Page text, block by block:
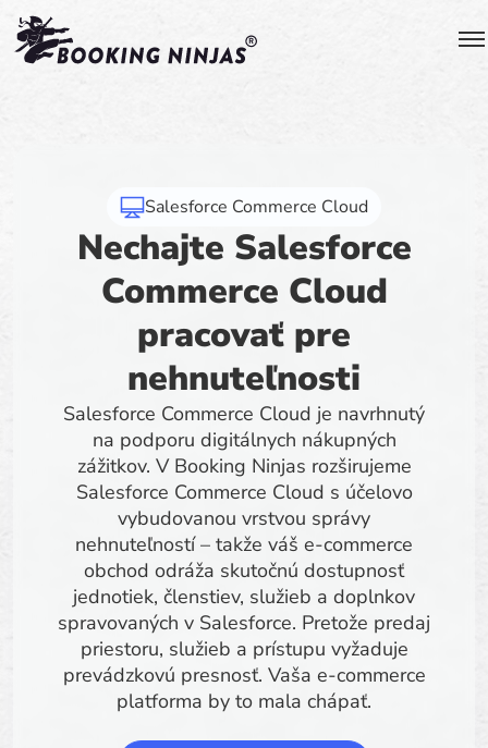
Salesforce Commerce Cloud
Nechajte Salesforce
Commerce Cloud
pracovať pre
nehnuteľnosti
Salesforce Commerce Cloud je navrhnutý
na podporu digitálnych nákupných
zážitkov. V Booking Ninjas rozširujeme
Salesforce Commerce Cloud s účelovo
vybudovanou vrstvou správy
nehnuteľností – takže váš e-commerce
obchod odráža skutočnú dostupnosť
jednotiek, členstiev, služieb a doplnkov
spravovaných v Salesforce. Pretože predaj
priestoru, služieb a prístupu vyžaduje
prevádzkovú presnosť. Vaša e-commerce
platforma by to mala chápať.